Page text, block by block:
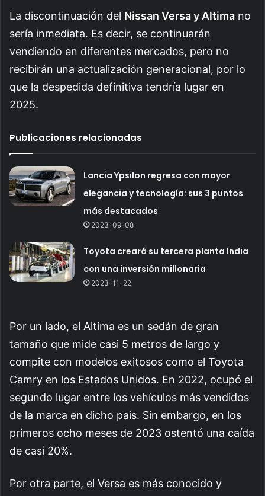
La discontinuación del Nissan Versa y Altima no
sería inmediata. Es decir, se continuarán
vendiendo en diferentes mercados, pero no
recibirán una actualización generacional, por lo
que la despedida definitiva tendría lugar en
2025.
Publicaciones relacionadas
Lancia Ypsilon regresa con mayor
elegancia y tecnología: sus 3 puntos
más destacados
2023-09-08
Toyota creará su tercera planta India
con una inversión millonaria
2023-11-22
Por un lado, el Altima es un sedán de gran
tamaño que mide casi 5 metros de largo y
compite con modelos exitosos como el Toyota
Camry en los Estados Unidos. En 2022, ocupó el
segundo lugar entre los vehículos más vendidos
de la marca en dicho país. Sin embargo, en los
primeros ocho meses de 2023 ostentó una caída
de casi 20%.
Por otra parte, el Versa es más conocido y